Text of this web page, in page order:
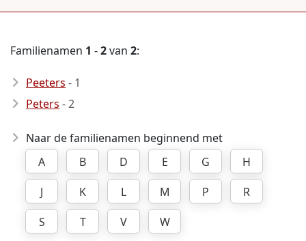
Familienamen 1 -2van 2:
Peeters - 1
Peters - 2
Naar de familienamen beginnend met
A
B D E G
H
J
K L M P
R
S
T V
W